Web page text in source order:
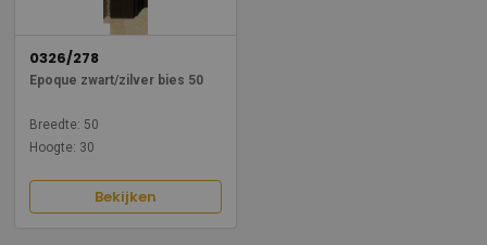
0326/278
Epoque zwart/zilver bies 50
Breedte: 50
Hoogte: 30
Bekijken